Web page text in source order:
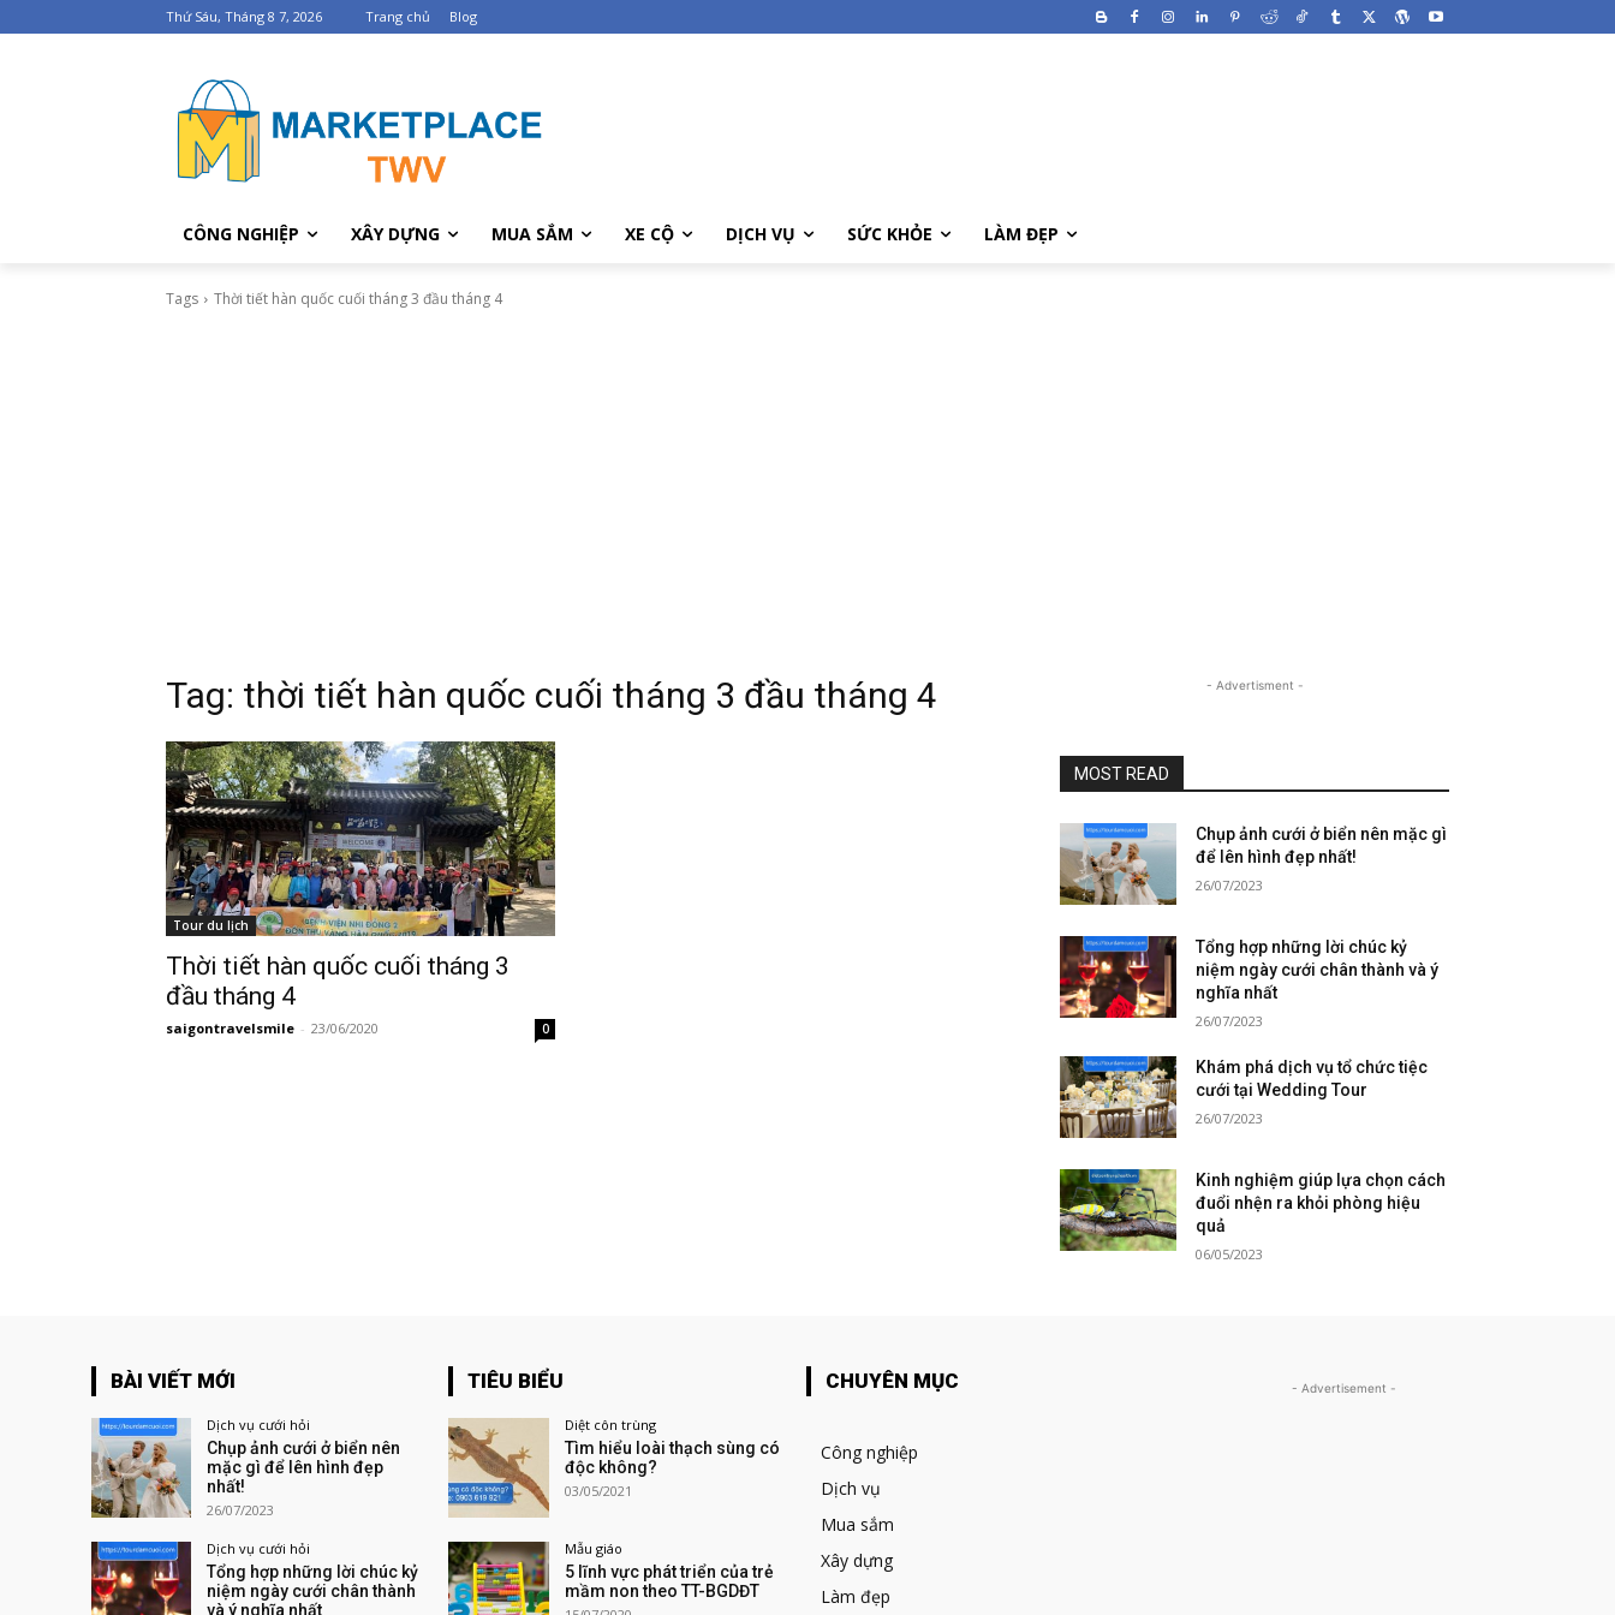
Thứ Sáu, Tháng 8 7, 2026 Trang chủ Blog
CÔNG NGHIỆP XÂY DỰNG MUA SẮM XE CỘ DỊCH VỤ SỨC KHỎE LÀM ĐẸP
Tags Thời tiết hàn quốc cuối tháng 3 đầu tháng 4
Tag: thời tiết hàn quốc cuối tháng 3 đầu tháng 4
Tour du lịch
Thời tiết hàn quốc cuối tháng 3
đầu tháng 4
saigontravelsmile - 23/06/2020 0
- Advertisment -
MOST READ
Chụp ảnh cưới ở biển nên mặc gì
để lên hình đẹp nhất!
26/07/2023
Tổng hợp những lời chúc kỷ
niệm ngày cưới chân thành và ý
nghĩa nhất
26/07/2023
Khám phá dịch vụ tổ chức tiệc
cưới tại Wedding Tour
26/07/2023
Kinh nghiệm giúp lựa chọn cách
đuổi nhện ra khỏi phòng hiệu
quả
06/05/2023
BÀI VIẾT MỚI
Dịch vụ cưới hỏi
Chụp ảnh cưới ở biển nên
mặc gì để lên hình đẹp
nhất!
26/07/2023
Dịch vụ cưới hỏi
Tổng hợp những lời chúc kỷ
niệm ngày cưới chân thành
và ý nghĩa nhất
TIÊU BIỂU
Diệt côn trùng
Tìm hiểu loài thạch sùng có
độc không?
03/05/2021
Mẫu giáo
5 lĩnh vực phát triển của trẻ
mầm non theo TT-BGDĐT
CHUYÊN MỤC
Công nghiệp
Dịch vụ
Mua sắm
Xây dựng
Làm đẹp
- Advertisement -